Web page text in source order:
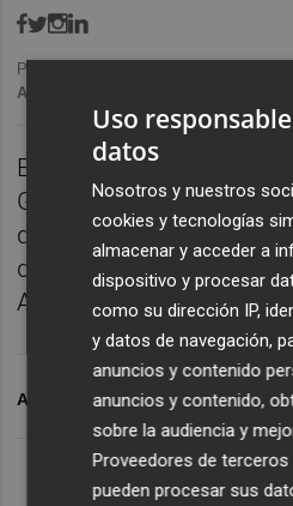
Lo Más Escuchado
Publicado: 15/11/2022 ·
Actualizado: 07/02/2024 · 17:43
En el stand de FOTUR
Gastrónoma
que ameniza la mañana
de la feria y que
Azza, el club de Palau
ARCHIVADO EN GASTRÓNOMA
Uso
datos
Nosotros y nuestros
cookies y tecnologías
almacenar y acceder a
dispositivo y procesar
como su dirección IP,
y datos de navegación,
anuncios y contenido
anuncios y contenido,
sobre la audiencia y
Proveedores de terceros
pueden procesar sus